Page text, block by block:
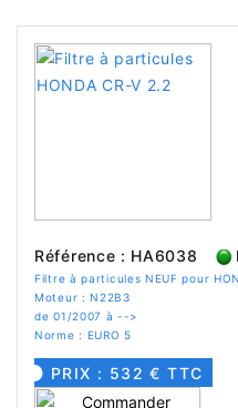
Référence : HA6038
Filtre à particules NEUF pour
Moteur : N22B3
de 01/2007 à -->
Norme : EURO 5
PRIX : 532 € TTC